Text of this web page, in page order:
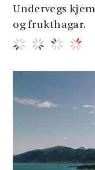
Undervegs
og frukthagar.